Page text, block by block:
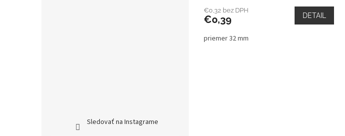
Sledovať na Instagrame
€0,32 bez DPH
€0,39 DETAIL
priemer 32 mm